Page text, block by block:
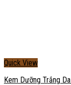
Quick View
Kem Dưỡng Trắng